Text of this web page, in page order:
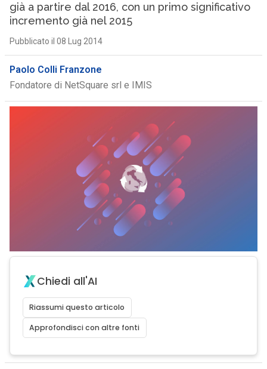
già a partire dal 2016, con un primo significativo
incremento già nel 2015
Pubblicato il 08 Lug 2014
Paolo Colli Franzone
Fondatore di NetSquare srl e IMIS
Chiedi all'AI
Riassumi questo articolo
Approfondisci con altre fonti